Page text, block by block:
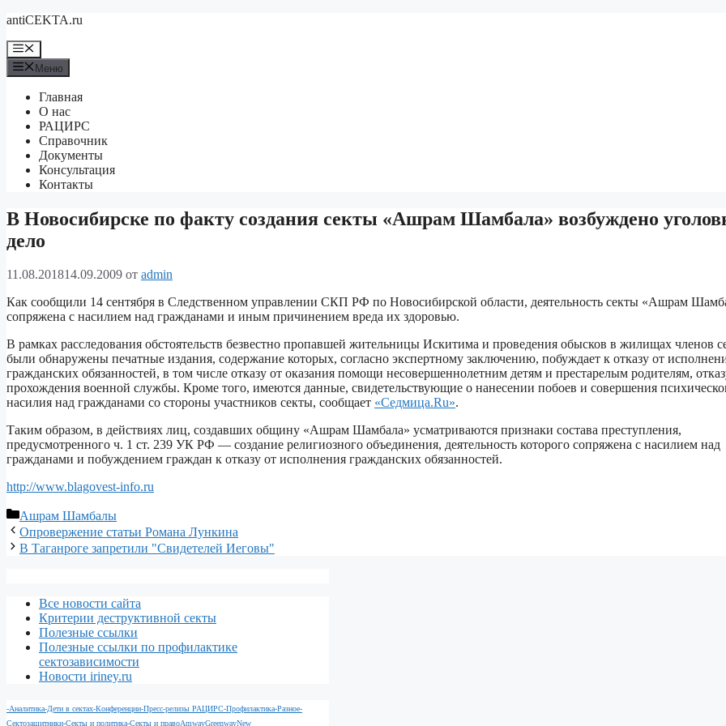
Перейти
содержимому
antiCEKTA.ru
Меню
Меню
Главная
О нас
РАЦИРС
Справочник
Документы
Консультация
Контакты
В Новосибирске по факту создания секты «Ашрам Шамбала» возбуждено
дело
11.08.201814.09.2009 от admin
Как сообщили 14 сентября в Следственном управлении СКП РФ по Новосибирской области, деятельность секты «Ашрам
сопряжена с насилием над гражданами и иным причинением вреда их здоровью.
В рамках расследования обстоятельств безвестно пропавшей жительницы Искитима и проведения обысков в жилищах членов
были обнаружены печатные издания, содержание которых, согласно экспертному заключению, побуждает к отказу от
гражданских обязанностей, в том числе отказу от оказания помощи несовершеннолетним детям и престарелым родителям,
прохождения военной службы. Кроме того, имеются данные, свидетельствующие о нанесении побоев и совершения
насилия над гражданами со стороны участников секты, сообщает «Седмица.Ru».
Таким образом, в действиях лиц, создавших общину «Ашрам Шамбала» усматриваются признаки состава преступления,
предусмотренного ч. 1 ст. 239 УК РФ — создание религиозного объединения, деятельность которого сопряжена с насилием над
гражданами и побуждением граждан к отказу от исполнения гражданских обязанностей.
http://www.blagovest-info.ru
Рубрики
Ашрам Шамбалы
Опровержение статьи Романа Лункина
В Таганроге запретили "Свидетелей Иеговы"
Все новости сайта
Критерии деструктивной секты
Полезные ссылки
Полезные ссылки по профилактике
сектозависимости
Новости iriney.ru
-Аналитика-Дети в сектах-Конференции-Пресс-релизы РАЦИРС-Профилактика-Разное-
Сектозащитники-Секты и политика-Секты и правоAmwayGreenwayNew